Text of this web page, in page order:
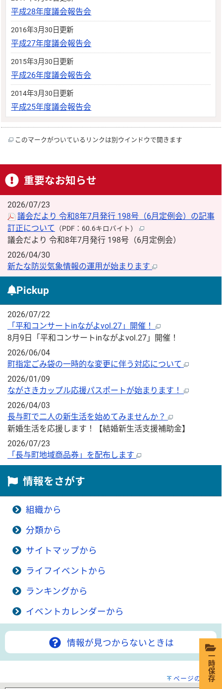
平成28年度議会報告会
2016年3月30日更新
平成27年度議会報告会
2015年3月30日更新
平成26年度議会報告会
2014年3月30日更新
平成25年度議会報告会
このマークがついているリンクは別ウインドウで開きます
重要なお知らせ
2026/07/23
議会だより 令和8年7月発行 198号（6月定例会）の記事
訂正について （PDF：60.6キロバイト）
議会だより 令和8年7月発行 198号（6月定例会）
2026/04/30
新たな防災気象情報の運用が始まります
Pickup
2026/07/22
「平和コンサートinながよvol.27」開催！
8月9日「平和コンサートinながよvol.27」開催！
2026/06/04
町指定ごみ袋の一時的な変更に伴う対応について
2026/01/09
ながさきカップル応援パスポートが始まります！
2026/04/03
長与町で二人の新生活を始めてみませんか？
新婚生活を応援します！【結婚新生活支援補助金】
2026/07/23
「長与町地域商品券」を配布します
情報をさがす
組織から
分類から
サイトマップから
ライフイベントから
ランキングから
イベントカレンダーから
情報が見つからないときは
ページの先頭へ
一時保存